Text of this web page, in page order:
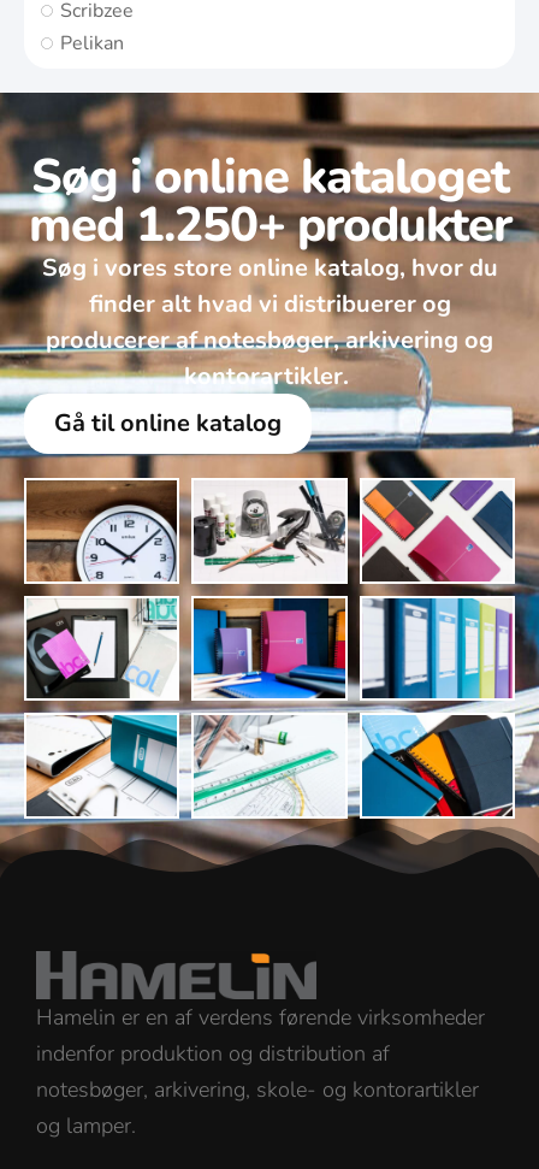
Scribzee
Pelikan
Søg i online kataloget
med 1.250+ produkter
Søg i vores store online katalog, hvor du
finder alt hvad vi distribuerer og
producerer af notesbøger, arkivering og
kontorartikler. ​
Gå til online katalog
Hamelin er en af verdens førende virksomheder
indenfor produktion og distribution af
notesbøger, arkivering, skole- og kontorartikler
og lamper.